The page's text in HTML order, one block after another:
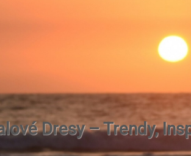
Dresy – Trendy,